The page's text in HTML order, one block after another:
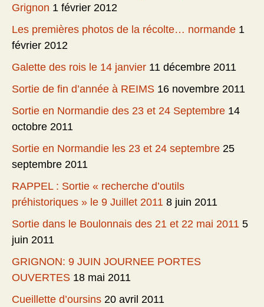
Grignon 1 février 2012
Les premières photos de la récolte… normande 1
février 2012
Galette des rois le 14 janvier 11 décembre 2011
Sortie de fin d’année à REIMS 16 novembre 2011
Sortie en Normandie des 23 et 24 Septembre 14
octobre 2011
Sortie en Normandie les 23 et 24 septembre 25
septembre 2011
RAPPEL : Sortie « recherche d’outils
préhistoriques » le 9 Juillet 2011 8 juin 2011
Sortie dans le Boulonnais des 21 et 22 mai 2011 5
juin 2011
GRIGNON: 9 JUIN JOURNEE PORTES
OUVERTES 18 mai 2011
Cueillette d’oursins 20 avril 2011